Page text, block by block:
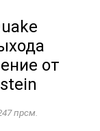
от
прсм.